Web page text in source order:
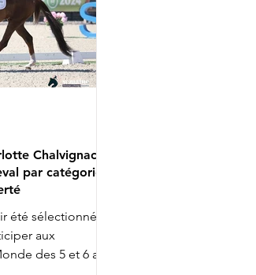
Chalvignac
par catégorie
été sélectionnée
aux
des 5 et 6 ans